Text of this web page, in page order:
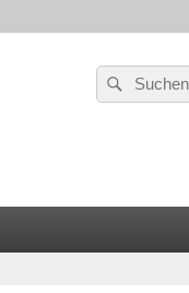
Suchen
nach:
Suchen